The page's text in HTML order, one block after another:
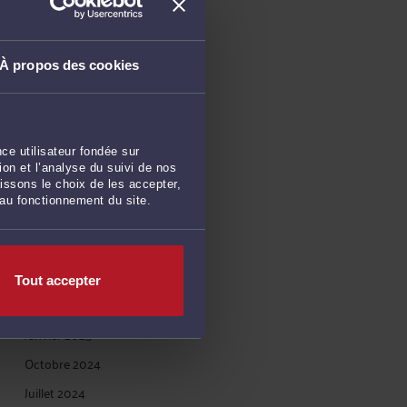
À propos des cookies
utilisateur fondée sur
et l’analyse du suivi de nos
le choix de les accepter,
fonctionnement du site.
Tout accepter
ARCHIVES
Juillet 2026
Juin 2026
Avril 2026
Mars 2026
Janvier 2026
Mars 2025
Janvier 2025
Octobre 2024
Juillet 2024